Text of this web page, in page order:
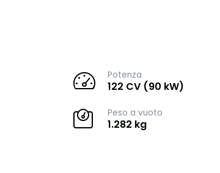
Potenza
122 CV (90 kW)
Peso a vuoto
1.282 kg